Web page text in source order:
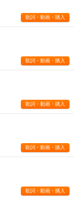
歌詞・動画・購入
歌詞・動画・購入
歌詞・動画・購入
歌詞・動画・購入
歌詞・動画・購入